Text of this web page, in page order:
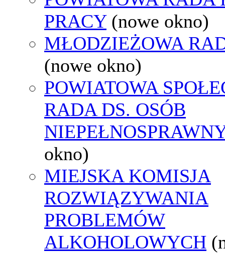
PRACY (nowe okno)
MŁODZIEŻOWA
(nowe okno)
POWIATOWA
RADA DS. OSÓB
okno)
MIEJSKA KOMISJA
ROZWIĄZYWANIA
PROBLEMÓW
ALKOHOLOWYCH